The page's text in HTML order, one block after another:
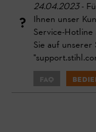
24.04.2023-
Ihnen unser
Service-
Sie auf
FAQ